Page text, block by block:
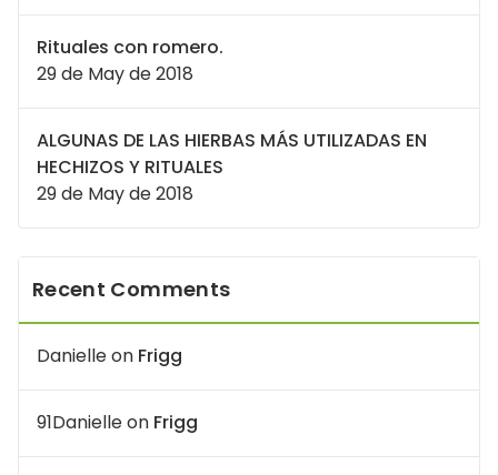
Rituales con romero.
29 de May de 2018
ALGUNAS DE LAS HIERBAS MÁS UTILIZADAS EN
HECHIZOS Y RITUALES
29 de May de 2018
Recent Comments
Danielleon Frigg
91Danielleon Frigg